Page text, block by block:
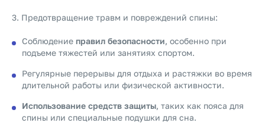
3. Предотвращение травм и повреждений спины:
Соблюдение правил безопасности, особенно при
подъеме тяжестей или занятиях спортом.
Регулярные перерывы для отдыха и растяжки во время
длительной работы или физической активности.
Использование средств защиты, таких как пояса для
спины или специальные подушки для сна.